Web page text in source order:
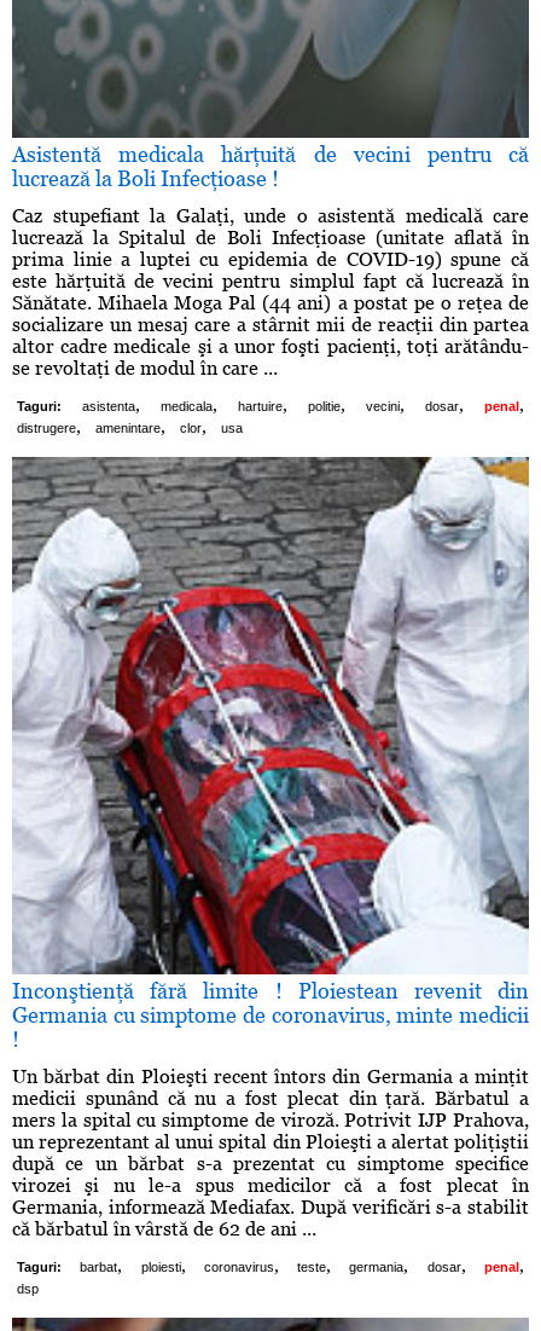
Asistentă medicala hărţuită de vecini pentru că
lucrează la Boli Infecţioase !
Caz stupefiant la Galaţi, unde o asistentă medicală care
lucrează la Spitalul de Boli Infecţioase (unitate aflată în
prima linie a luptei cu epidemia de COVID-19) spune că
este hărţuită de vecini pentru simplul fapt că lucrează în
Sănătate. Mihaela Moga Pal (44 ani) a postat pe o reţea de
socializare un mesaj care a stârnit mii de reacţii din partea
altor cadre medicale şi a unor foşti pacienţi, toţi arătându-
se revoltaţi de modul în care ...
Taguri: asistenta, medicala, hartuire, politie, vecini, dosar, penal ,
distrugere, amenintare, clor, usa
Inconştienţă fără limite ! Ploiestean revenit din
Germania cu simptome de coronavirus, minte medicii
!
Un bărbat din Ploieşti recent întors din Germania a minţit
medicii spunând că nu a fost plecat din ţară. Bărbatul a
mers la spital cu simptome de viroză. Potrivit IJP Prahova,
un reprezentant al unui spital din Ploieşti a alertat poliţiştii
după ce un bărbat s-a prezentat cu simptome specifice
virozei şi nu le-a spus medicilor că a fost plecat în
Germania, informează Mediafax. După verificări s-a stabilit
că bărbatul în vârstă de 62 de ani ...
Taguri: barbat, ploiesti, coronavirus, teste, germania, dosar, penal ,
dsp